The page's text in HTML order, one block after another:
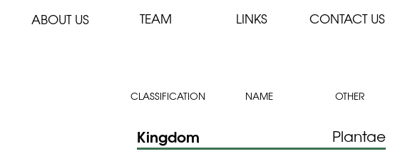
ABOUT US TEAM LINKS CONTACT US
CLASSIFICATION NAME OTHER
Kingdom Plantae